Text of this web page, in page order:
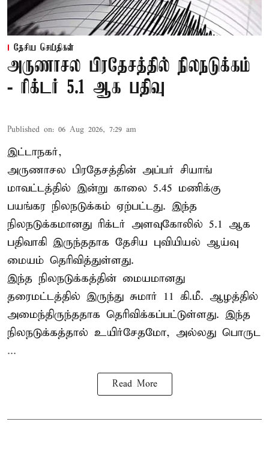
தேசிய செய்திகள்
அருணாசல பிரதேசத்தில் நிலநடுக்கம்
- ரிக்டர் 5.1 ஆக பதிவு
Published on: 06 Aug 2026, 7:29 am
இட்டாநகர்,
அருணாசல பிரதேசத்தின் அப்பர் சியாங்
மாவட்டத்தில் இன்று காலை 5.45 மணிக்கு
பயங்கர நிலநடுக்கம் ஏற்பட்டது. இந்த
நிலநடுக்கமானது ரிக்டர் அளவுகோலில் 5.1 ஆக
பதிவாகி இருந்ததாக தேசிய புவியியல் ஆய்வு
மையம் தெரிவித்துள்ளது.
இந்த நிலநடுக்கத்தின் மையமானது
தரைமட்டத்தில் இருந்து சுமார் 11 கி.மீ. ஆழத்தில்
அமைந்திருந்ததாக தெரிவிக்கப்பட்டுள்ளது. இந்த
நிலநடுக்கத்தால் உயிர்சேதமோ, அல்லது பொருட
...
Read More